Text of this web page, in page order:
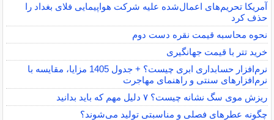
آمریکا تحریم‌های اعمال‌شده علیه شرکت هواپیمایی فلای بغداد را
حذف کرد
نحوه محاسبه قیمت نقره دست دوم
خرید تتر با قیمت جهانگیری
نرم‌افزار حسابداری ابری چیست؟ + جدول 1405 مزایا، مقایسه با
نرم‌افزارهای سنتی و راهنمای مهاجرت
ریزش موی سگ نشانه چیست؟ ۷ دلیل مهم که باید بدانید
چگونه عطرهای فصلی و مناسبتی تولید می‌شوند؟